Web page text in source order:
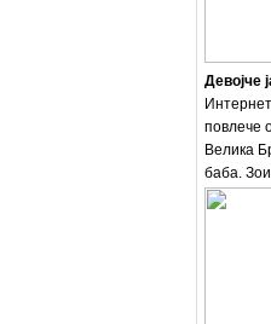
Девојче
повлече
Велика
баба. Зои